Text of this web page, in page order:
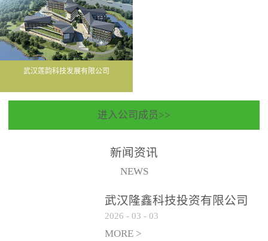
武汉莲韵科技发展有限公司
进入公司成员>>
新闻资讯
NEWS
武汉隆鑫科技投资有限公司
聘请常年法律顾问服务机构
遴选公告
2026 - 03 - 03
MORE >